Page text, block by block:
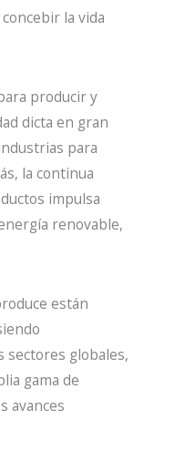
la vida
producir y
dicta en gran
para
la continua
impulsa
renovable,
están
globales,
gama de
avances